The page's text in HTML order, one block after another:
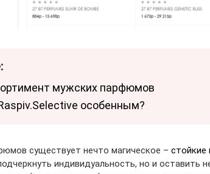
мужских парфюмов
особенным?
существует нечто магическое – стойкие
индивидуальность, но и оставить